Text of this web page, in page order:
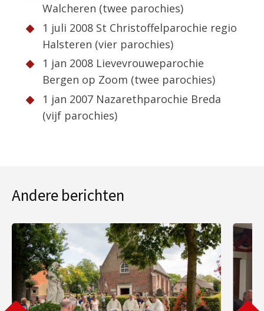
Walcheren (twee parochies)
1 juli 2008 St Christoffelparochie regio
Halsteren (vier parochies)
1 jan 2008 Lievevrouweparochie
Bergen op Zoom (twee parochies)
1 jan 2007 Nazarethparochie Breda
(vijf parochies)
Andere berichten